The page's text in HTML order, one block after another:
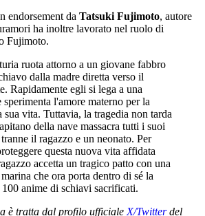
endorsement da Tatsuki Fujimoto, autore
ha inoltre lavorato nel ruolo di
Fujimoto.
ruota attorno a un giovane fabbro
dalla madre diretta verso il
Rapidamente egli si lega a una
l'amore materno per la
vita. Tuttavia, la tragedia non tarda
della nave massacra tutti i suoi
il ragazzo e un neonato. Per
questa nuova vita affidata
accetta un tragico patto con una
che ora porta dentro di sé la
anime di schiavi sacrificati.
è tratta dal profilo ufficiale X/Twitterdel